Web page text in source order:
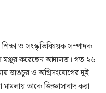
ও সংস্কৃতিবিষয়ক সম্পাদক
মঞ্জুর করেছেন আদালত। গত ২৬
ভাঙচুর ও অগ্নিসংযোগের দুই
তাকে জিজ্ঞাসাবাদ করা